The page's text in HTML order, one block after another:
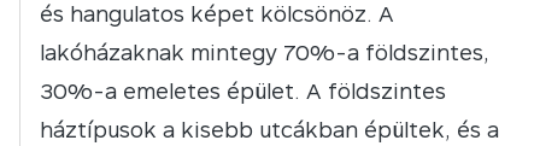
és hangulatos képet kölcsönöz. A
lakóházaknak mintegy 70%-a földszintes,
30%-a emeletes épület. A földszintes
háztípusok a kisebb utcákban épültek, és a